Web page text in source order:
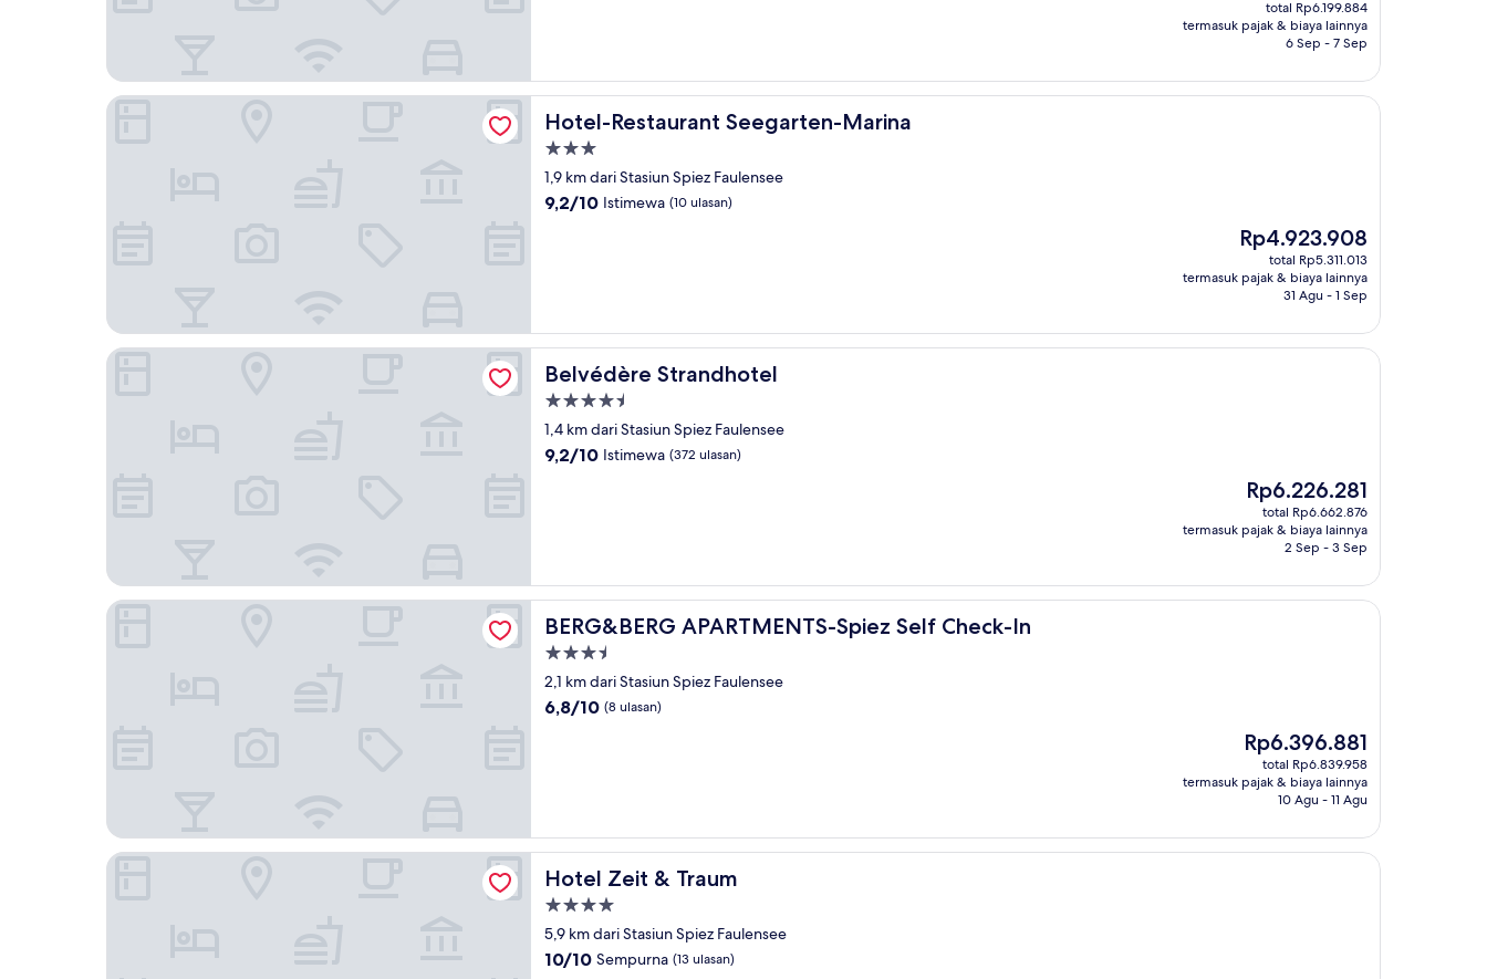
Rp5.780.239
total Rp6.199.884
termasuk pajak & biaya lainnya
6 Sep - 7 Sep
Hotel-Restaurant Seegarten-Marina
Hotel-Restaurant Seegarten-Marina
Properti
bintang
3.0
1,9 km dari Stasiun Spiez Faulensee
9.2
9,2/10 Istimewa (10 ulasan)
Harga
sekarang
Rp4.923.908
Rp4.923.908
total Rp5.311.013
termasuk pajak & biaya lainnya
31 Agu - 1 Sep
Hotel-Restaurant Seegarten-Marina
Belvédère Strandhotel
Belvédère Strandhotel
Properti
bintang
4.5
1,4 km dari Stasiun Spiez Faulensee
9.2
9,2/10 Istimewa (372 ulasan)
Harga
sekarang
Rp6.226.281
Rp6.226.281
total Rp6.662.876
termasuk pajak & biaya lainnya
2 Sep - 3 Sep
Belvédère Strandhotel
BERG&BERG APARTMENTS-Spiez Self Check-In
BERG&BERG APARTMENTS-Spiez Self Check-In
Properti
bintang
3.5
2,1 km dari Stasiun Spiez Faulensee
6.8
6,8/10 (8 ulasan)
Harga
sekarang
Rp6.396.881
Rp6.396.881
total Rp6.839.958
termasuk pajak & biaya lainnya
10 Agu - 11 Agu
BERG&BERG APARTMENTS-Spiez Self Check-In
Hotel Zeit & Traum
Hotel Zeit & Traum
Properti
bintang
4.0
5,9 km dari Stasiun Spiez Faulensee
10.0
10/10 Sempurna (13 ulasan)
Hotel Zeit & Traum